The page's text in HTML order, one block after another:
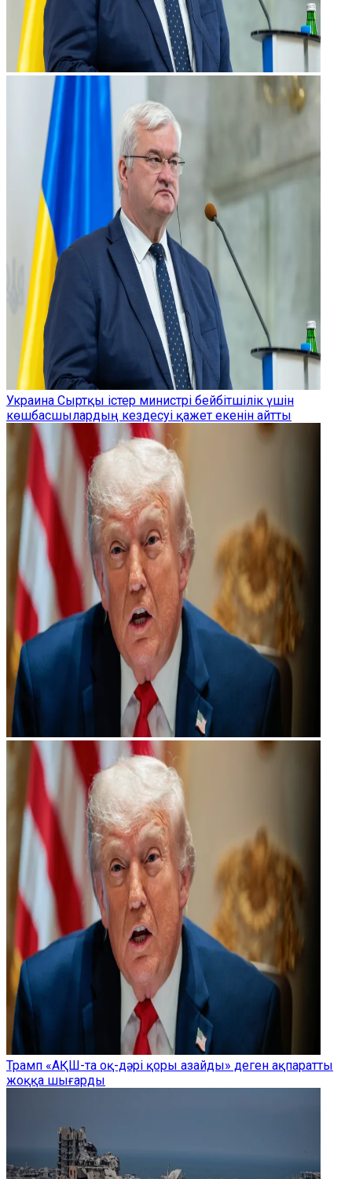
Украина Сыртқы істер министрі бейбітшілік үшін
көшбасшылардың кездесуі қажет екенін айтты
Трамп «АҚШ-та оқ-дәрі қоры азайды» деген ақпаратты
жоққа шығарды